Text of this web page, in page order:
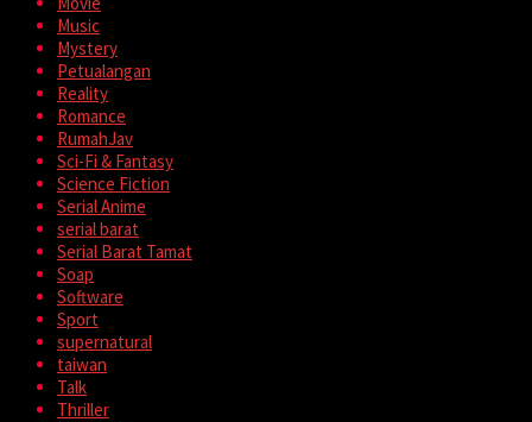
Music
Mystery
Petualangan
Reality
Romance
RumahJav
Sci-Fi & Fantasy
Science Fiction
Serial Anime
serial barat
Serial Barat Tamat
Soap
Software
Sport
supernatural
taiwan
Talk
Thriller